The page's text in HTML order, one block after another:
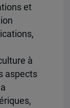
et
à
aspects